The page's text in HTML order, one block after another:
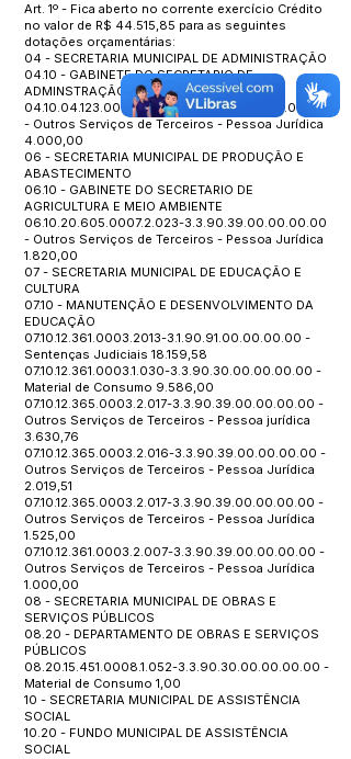
Art. 1º - Fica aberto no corrente exercício Crédito
no valor de R$ 44.515,85 para as seguintes
dotações orçamentárias:
04 - SECRETARIA MUNICIPAL DE ADMINISTRAÇÃO
04.10 - GABINETE DO SECRETARIO DE
ADMINSTRAÇÃO
04.10.04.123.0002.2.004-3.3.90.39.00.00.00.00
- Outros Serviços de Terceiros - Pessoa Jurídica
4.000,00
06 - SECRETARIA MUNICIPAL DE PRODUÇÃO E
ABASTECIMENTO
06.10 - GABINETE DO SECRETARIO DE
AGRICULTURA E MEIO AMBIENTE
06.10.20.605.0007.2.023-3.3.90.39.00.00.00.00
- Outros Serviços de Terceiros - Pessoa Jurídica
1.820,00
07 - SECRETARIA MUNICIPAL DE EDUCAÇÃO E
CULTURA
07.10 - MANUTENÇÃO E DESENVOLVIMENTO DA
EDUCAÇÃO
07.10.12.361.0003.2013-3.1.90.91.00.00.00.00 -
Sentenças Judiciais 18.159,58
07.10.12.361.0003.1.030-3.3.90.30.00.00.00.00 -
Material de Consumo 9.586,00
07.10.12.365.0003.2.017-3.3.90.39.00.00.00.00 -
Outros Serviços de Terceiros - Pessoa jurídica
3.630,76
07.10.12.365.0003.2.016-3.3.90.39.00.00.00.00 -
Outros Serviços de Terceiros - Pessoa Jurídica
2.019,51
07.10.12.365.0003.2.017-3.3.90.39.00.00.00.00 -
Outros Serviços de Terceiros - Pessoa Jurídica
1.525,00
07.10.12.361.0003.2.007-3.3.90.39.00.00.00.00 -
Outros Serviços de Terceiros - Pessoa Jurídica
1.000,00
08 - SECRETARIA MUNICIPAL DE OBRAS E
SERVIÇOS PÚBLICOS
08.20 - DEPARTAMENTO DE OBRAS E SERVIÇOS
PÚBLICOS
08.20.15.451.0008.1.052-3.3.90.30.00.00.00.00 -
Material de Consumo 1,00
10 - SECRETARIA MUNICIPAL DE ASSISTÊNCIA
SOCIAL
10.20 - FUNDO MUNICIPAL DE ASSISTÊNCIA
SOCIAL